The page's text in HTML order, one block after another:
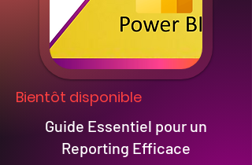
Bientôt disponible
Guide Essentiel pour un
Reporting Efficace